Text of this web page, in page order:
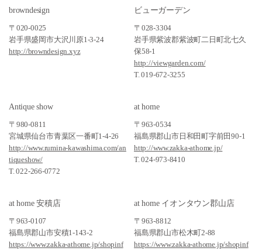
browndesign
〒020-0025
岩手県盛岡市大沢川原1-3-24
http://browndesign.xyz
ビューガーデン
〒028-3304
岩手県紫波郡紫波町二日町北七久
保58-1
http://viewgarden.com/
T. 019-672-3255
Antique show
〒980-0811
宮城県仙台市青葉区一番町1-4-26
http://www.rumina-kawashima.com/an
tiqueshow/
T. 022-266-0772
at home
〒963-0534
福島県郡山市日和田町字前田90-1
http://www.zakka-athome.jp/
T. 024-973-8410
at home 安積店
〒963-0107
福島県郡山市安積1-143-2
https://www.zakka-athome.jp/shopinf
at home イオンタウン郡山店
〒963-8812
福島県郡山市松木町2-88
https://www.zakka-athome.jp/shopinf